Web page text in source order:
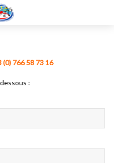
(0) 766 58 73 16
: